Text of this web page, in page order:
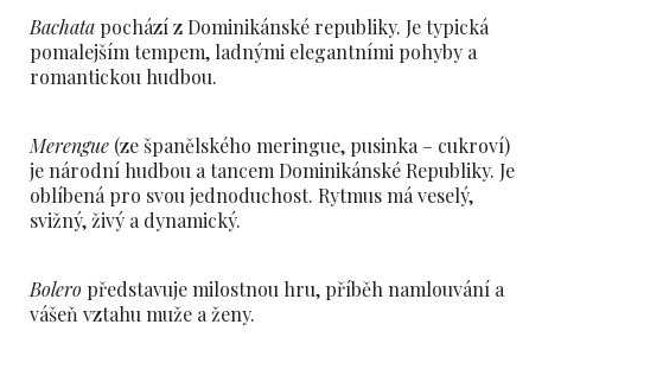
Bachatapochází z Dominikánské republiky. Je typická
pomalejším tempem, ladnými elegantními pohyby a
romantickou hudbou.
Merengue(ze španělského meringue, pusinka – cukroví)
je národní hudbou a tancem Dominikánské Republiky. Je
oblíbená pro svou jednoduchost. Rytmus má veselý,
svižný, živý a dynamický.
Boleropředstavuje milostnou hru, příběh namlouvání a
vášeň vztahu muže a ženy.